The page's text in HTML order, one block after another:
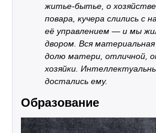
житье-бытье, о
повара, кучера слились с
её управлением — и мы
двором. Вся
долю матери, отличной,
хозяйки.
достались ему.
Образование